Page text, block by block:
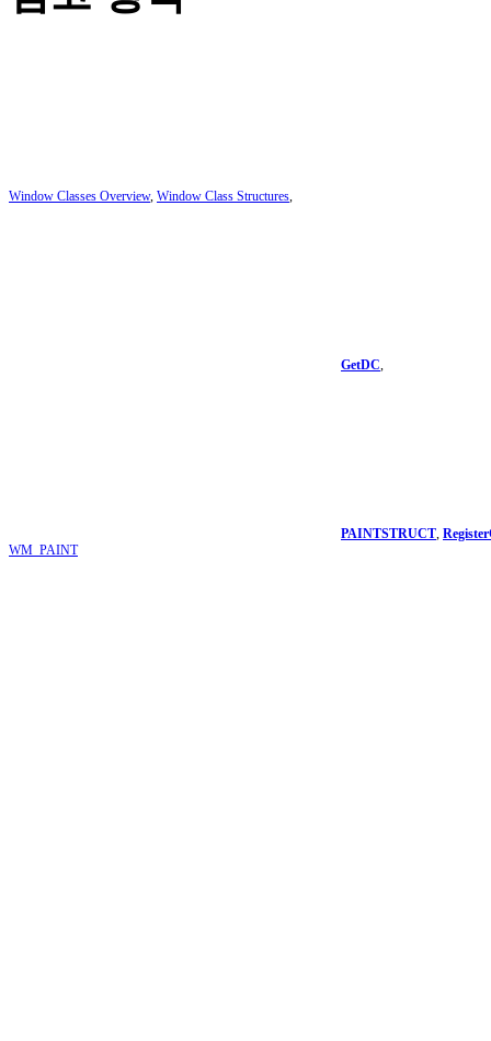
Window Classes Overview, Window Class Structures,
GetDC,
PAINTSTRUCT,
WM_PAINT